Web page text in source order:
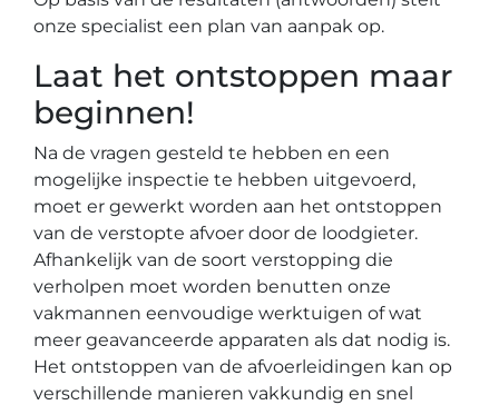
onze specialist een plan van aanpak op.
Laat het ontstoppen maar
beginnen!
Na de vragen gesteld te hebben en een
mogelijke inspectie te hebben uitgevoerd,
moet er gewerkt worden aan het ontstoppen
van de verstopte afvoer door de loodgieter.
Afhankelijk van de soort verstopping die
verholpen moet worden benutten onze
vakmannen eenvoudige werktuigen of wat
meer geavanceerde apparaten als dat nodig is.
Het ontstoppen van de afvoerleidingen kan op
verschillende manieren vakkundig en snel